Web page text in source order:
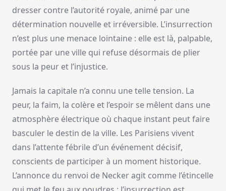
dresser contre l’autorité royale, animé par une
détermination nouvelle et irréversible. L’insurrection
n’est plus une menace lointaine : elle est là, palpable,
portée par une ville qui refuse désormais de plier
sous la peur et l’injustice.
Jamais la capitale n’a connu une telle tension. La
peur, la faim, la colère et l’espoir se mêlent dans une
atmosphère électrique où chaque instant peut faire
basculer le destin de la ville. Les Parisiens vivent
dans l’attente fébrile d’un événement décisif,
conscients de participer à un moment historique.
L’annonce du renvoi de Necker agit comme l’étincelle